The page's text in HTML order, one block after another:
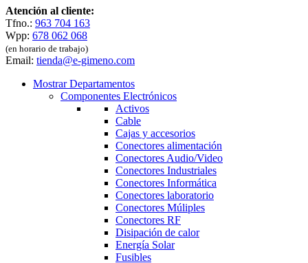
Atención al cliente:
Tfno.: 963 704 163
Wpp: 678 062 068
(en horario de trabajo)
Email: tienda@e-gimeno.com
Mostrar Departamentos
Componentes Electrónicos
Activos
Cable
Cajas y accesorios
Conectores alimentación
Conectores Audio/Video
Conectores Industriales
Conectores Informática
Conectores laboratorio
Conectores Múliples
Conectores RF
Disipación de calor
Energía Solar
Fusibles